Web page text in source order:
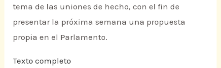
tema de las uniones de hecho, con el fin de
presentar la próxima semana una propuesta
propia en el Parlamento.
Texto completo